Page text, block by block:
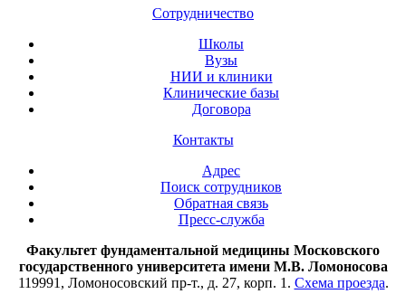
Сотрудничество
Школы
Вузы
НИИ и клиники
Клинические базы
Договора
Контакты
Адрес
Поиск сотрудников
Обратная связь
Пресс-служба
Факультет фундаментальной медицины Московского
государственного университета имени М.В. Ломоносова
119991, Ломоносовский пр-т., д. 27, корп. 1. Схема проезда.